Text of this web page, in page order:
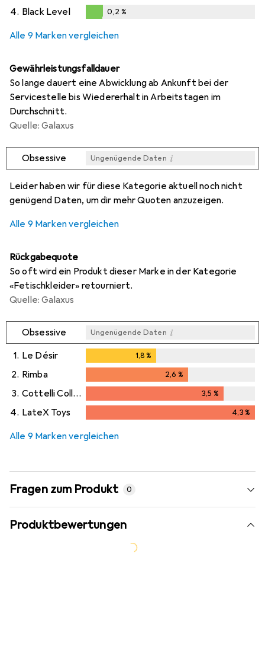
%
4. Black Level 0,2 %
Alle 9 Marken vergleichen
Gewährleistungsfalldauer
So lange dauert eine Abwicklung ab Ankunft bei der
Servicestelle bis Wiedererhalt in Arbeitstagen im
Durchschnitt.
Quelle: Galaxus
Obsessive Ungenügende Daten i
Leider haben wir für diese Kategorie aktuell noch nicht
genügend Daten, um dir mehr Quoten anzuzeigen.
Alle 9 Marken vergleichen
Rückgabequote
So oft wird ein Produkt dieser Marke in der Kategorie
«Fetischkleider» retourniert.
Quelle: Galaxus
Obsessive Ungenügende Daten i
1. Le Désir 1,8%
2. Rimba 2,6 %
3. Cottelli Collection 3,5 %
4. LateX Toys 4,3%
Alle 9 Marken vergleichen
Fragen zum Produkt 0
Produktbewertungen